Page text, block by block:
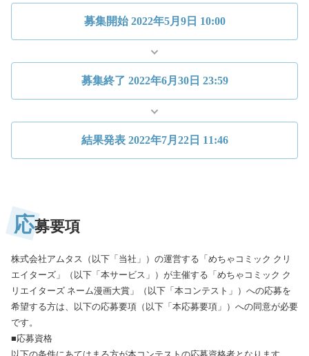
募集開始2022年5月9日 10:00
募集終了 2022年6月30日 23:59
結果発表 2022年7月22日 11:46
応募要項
株式会社アムタス（以下「当社」）の運営する「めちゃコミック クリ
エイターズ」（以下「本サービス」）が主催する「めちゃコミック ク
リエイターズ ネーム漫画大賞」（以下「本コンテスト」）への応募を
希望する方は、以下の応募要項（以下「本応募要項」）への同意が必要
です。
■応募資格